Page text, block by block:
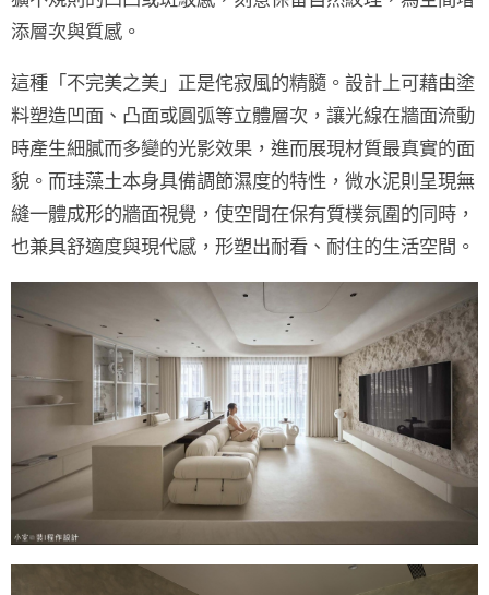
添層次與質感。
這種 「不完美之美」 正是侘寂風的精髓。設計上可藉由塗
料塑造凹面、凸面或圓弧等立體層次，讓光線在牆面流動
時產生細膩而多變的光影效果，進而展現材質最真實的面
貌。而珪藻土本身具備調節濕度的特性， 微水泥則呈現無
縫一體成形的牆面視覺，使空間在保有質樸氛圍的同時，
也兼具舒適度與現代感，形塑出耐看、耐住的生活空間。